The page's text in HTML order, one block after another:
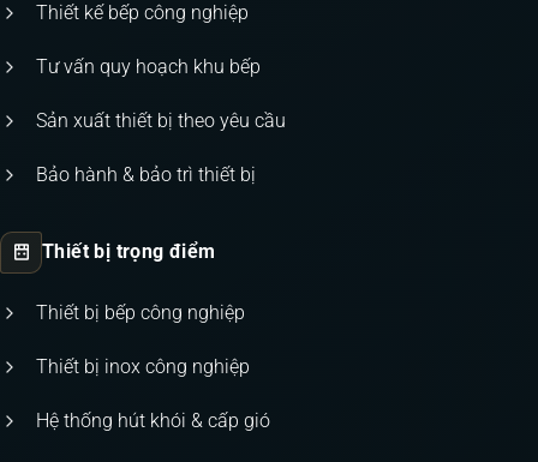
Thiết kế bếp công nghiệp
Tư vấn quy hoạch khu bếp
Sản xuất thiết bị theo yêu cầu
Bảo hành & bảo trì thiết bị
Thiết bị trọng điểm
Thiết bị bếp công nghiệp
Thiết bị inox công nghiệp
Hệ thống hút khói & cấp gió